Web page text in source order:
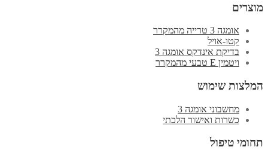
מוצרים
אומגה 3 טרייה מהמקרר
קטו-אויל
בדיקת אינדקס אומגה 3
ויטמין E טבעי מהמקרר
המלצות שימוש
מחשבוני אומגה 3
כשרות ואישור הלכתי
תחומי טיפול